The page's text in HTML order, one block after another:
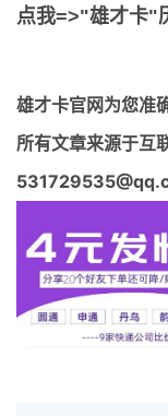
点我=>"雄才卡"
雄才卡官网为您准
所有文章来源于互